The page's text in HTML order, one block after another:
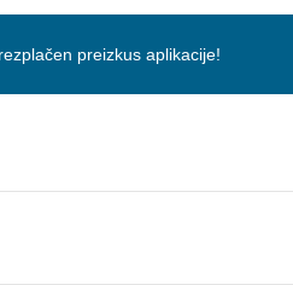
preizkus aplikacije!